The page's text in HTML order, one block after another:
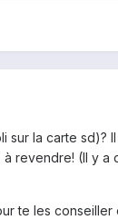
la carte sd)?
revendre! (Il y a
te les conseiller